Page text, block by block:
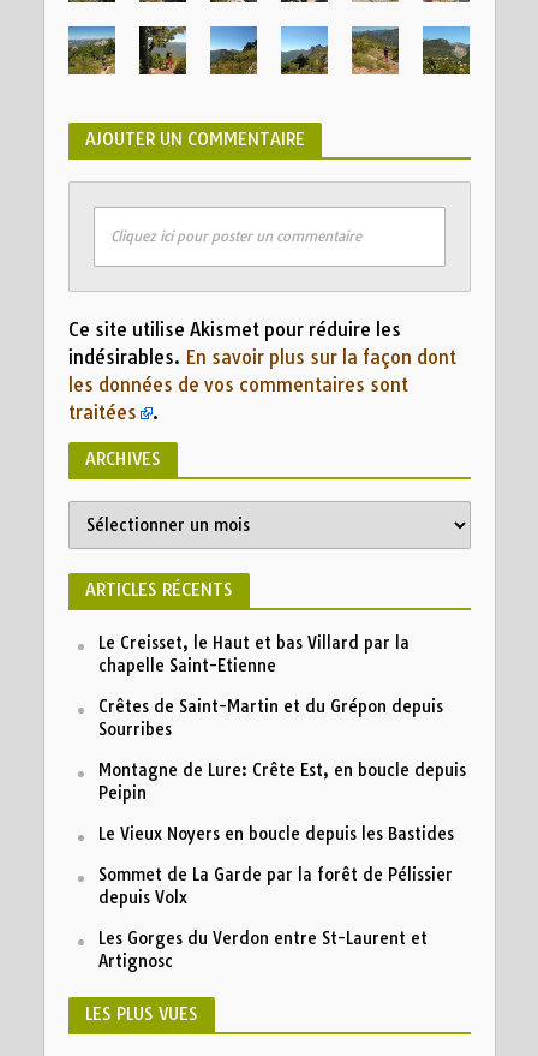
AJOUTER UN COMMENTAIRE
Cliquez ici pour poster un commentaire
Ce site utilise Akismet pour réduire les
indésirables. En savoir plus sur la façon dont
les données de vos commentaires sont
traitées
.
ARCHIVES
ARTICLES RÉCENTS
Le Creisset, le Haut et bas Villard par la
chapelle Saint-Etienne
Crêtes de Saint-Martin et du Grépon depuis
Sourribes
Montagne de Lure: Crête Est, en boucle depuis
Peipin
Le Vieux Noyers en boucle depuis les Bastides
Sommet de La Garde par la forêt de Pélissier
depuis Volx
Les Gorges du Verdon entre St-Laurent et
Artignosc
LES PLUS VUES